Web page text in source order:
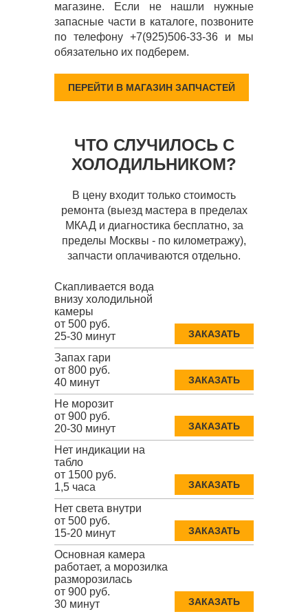
магазине. Если не нашли нужные
запасные части в каталоге, позвоните
по телефону +7(925)506-33-36 и мы
обязательно их подберем.
ПЕРЕЙТИ В МАГАЗИН ЗАПЧАСТЕЙ
ЧТО СЛУЧИЛОСЬ С
ХОЛОДИЛЬНИКОМ?
В цену входит только стоимость
ремонта (выезд мастера в пределах
МКАД и диагностика бесплатно, за
пределы Москвы - по километражу),
запчасти оплачиваются отдельно.
Скапливается вода
внизу холодильной
камеры
от 500 руб.
25-30 минут
ЗАКАЗАТЬ
Запах гари
от 800 руб.
40 минут
ЗАКАЗАТЬ
Не морозит
от 900 руб.
20-30 минут
ЗАКАЗАТЬ
Нет индикации на
табло
от 1500 руб.
1,5 часа
ЗАКАЗАТЬ
Нет света внутри
от 500 руб.
15-20 минут
ЗАКАЗАТЬ
Основная камера
работает, а морозилка
разморозилась
от 900 руб.
30 минут
ЗАКАЗАТЬ